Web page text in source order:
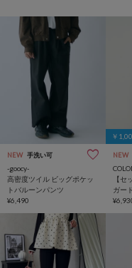
NEW 手洗い可
-goocy-
高密度ツイル ビッグポケッ
トバルーンパンツ
¥6,490
￥
NEW
【セ
ガー
ラッ